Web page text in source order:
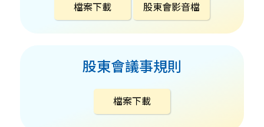
檔案下載 股東會影音檔
股東會議事規則
檔案下載